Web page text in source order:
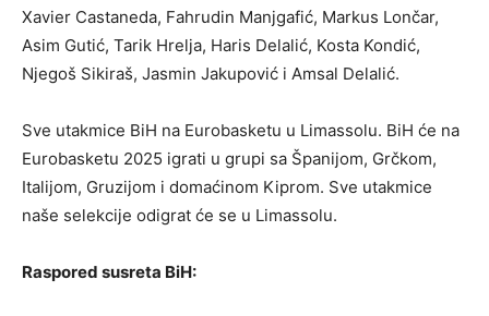
Xavier Castaneda, Fahrudin Manjgafić, Markus Lončar,
Asim Gutić, Tarik Hrelja, Haris Delalić, Kosta Kondić,
Njegoš Sikiraš, Jasmin Jakupović i Amsal Delalić.
Sve utakmice BiH na Eurobasketu u Limassolu. BiH će na
Eurobasketu 2025 igrati u grupi sa Španijom, Grčkom,
Italijom, Gruzijom i domaćinom Kiprom. Sve utakmice
naše selekcije odigrat će se u Limassolu.
Raspored susreta BiH: